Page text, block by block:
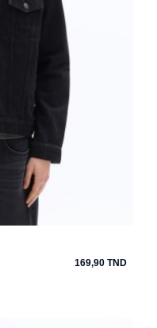
169,90 TND